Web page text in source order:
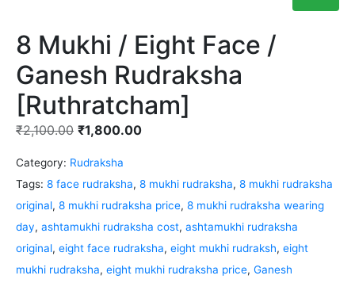
8 Mukhi / Eight Face /
Ganesh Rudraksha
[Ruthratcham]
₹2,100.00 ₹1,800.00
Category: Rudraksha
Tags: 8 face rudraksha, 8 mukhi rudraksha, 8 mukhi rudraksha
original, 8 mukhi rudraksha price, 8 mukhi rudraksha wearing
day, ashtamukhi rudraksha cost, ashtamukhi rudraksha
original, eight face rudraksha, eight mukhi rudraksh, eight
mukhi rudraksha, eight mukhi rudraksha price, Ganesh